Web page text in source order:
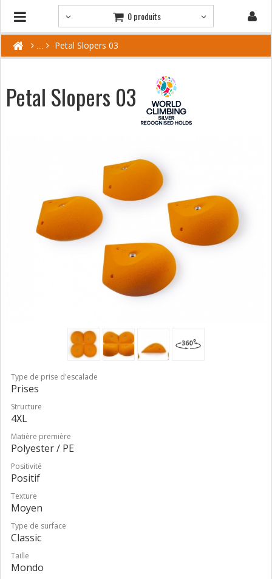
0 produits
Petal Slopers 03
Petal Slopers 03
Type de prise d'escalade
Prises
Structure
4XL
Matière première
Polyester / PE
Positivité
Positif
Texture
Moyen
Type de surface
Classic
Taille
Mondo